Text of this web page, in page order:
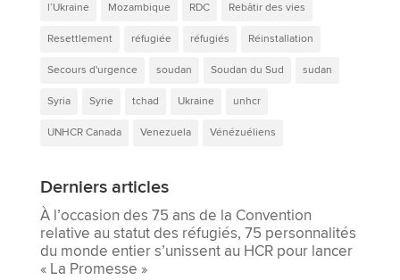
l’Ukraine Mozambique RDC Rebâtir des vies
Resettlement réfugiée réfugiés Réinstallation
Secours d'urgence soudan Soudan du Sud sudan
Syria Syrie tchad Ukraine unhcr
UNHCR Canada Venezuela Vénézuéliens
Derniers articles
À l’occasion des 75 ans de la Convention
relative au statut des réfugiés, 75 personnalités
du monde entier s’unissent au HCR pour lancer
« La Promesse »